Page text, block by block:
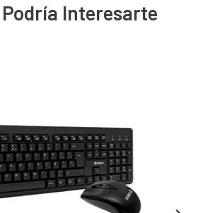
Interesarte